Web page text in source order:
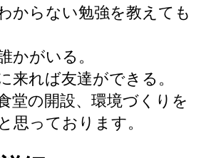
からない勉強を教えても
かがいる。
来れば友達ができる。
堂の開設、環境づくりを
思っております。